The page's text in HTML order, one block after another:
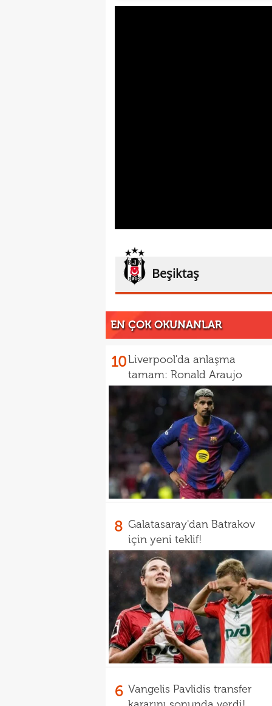
Beşiktaş
EN ÇOK OKUNANLAR
10Liverpool'da anlaşma
tamam: Ronald Araujo
8 Galatasaray'dan Batrakov
için yeni teklif!
6 Vangelis Pavlidis transfer